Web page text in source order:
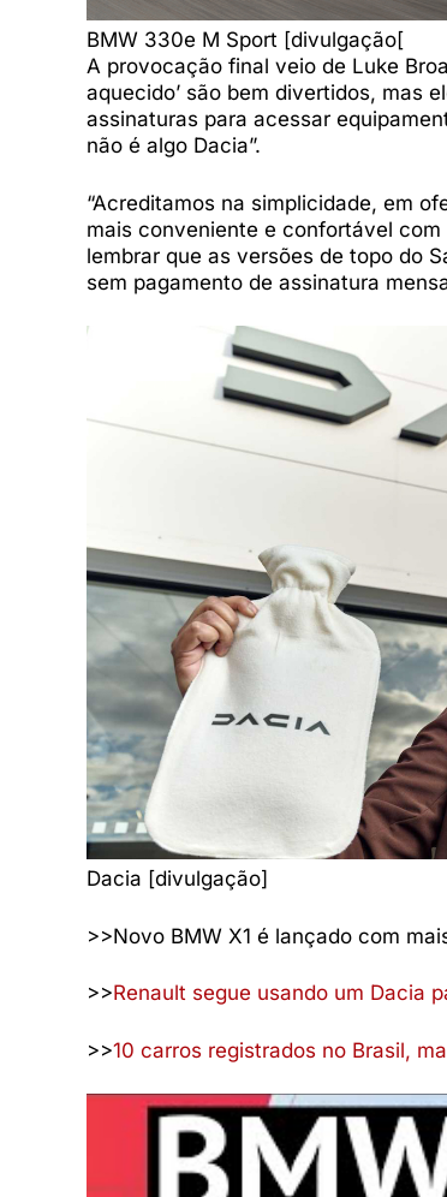
BMW 330e M Sport [divulgação[
A provocação final veio de Luke
aquecido’ são bem divertidos, mas
assinaturas para acessar
não é algo Dacia”.
“Acreditamos na simplicidade, em
mais conveniente e confortável
lembrar que as versões de topo do
sem pagamento de assinatura
Dacia [divulgação]
>>Novo BMW X1 é lançado com
>>Renault segue usando um Dacia
>>10 carros registrados no Brasil,